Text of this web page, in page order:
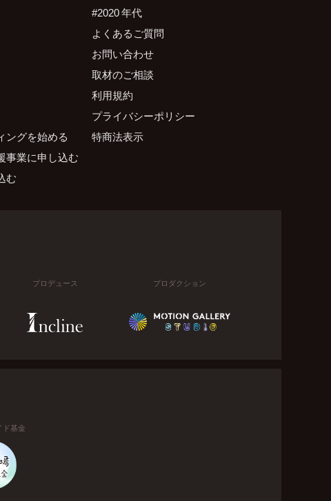
ングを始める
事業に申し込む
む
#2020 年代
よくあるご質問
お問い合わせ
取材のご相談
利用規約
プライバシーポリシー
特商法表示
プロデュース プロダクション
ド基金